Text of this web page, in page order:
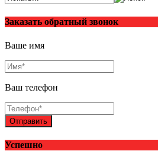
Заказать обратный звонок
Ваше имя
Ваш телефон
Отправить
Успешно